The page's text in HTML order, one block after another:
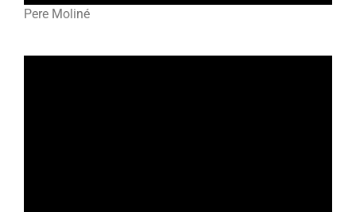
Pere Moliné